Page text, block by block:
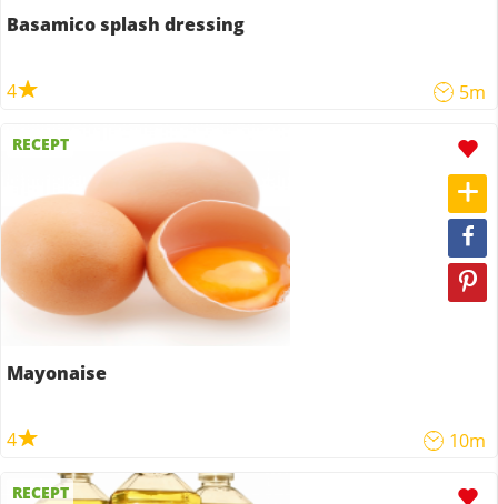
Basamico splash dressing
4 5m
RECEPT
Mayonaise
4 10m
RECEPT